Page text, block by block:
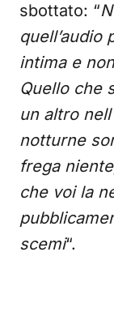
sbottato: “
quell’audio
intima e
Quello che
un altro
notturne
frega
che voi la
scemi“.